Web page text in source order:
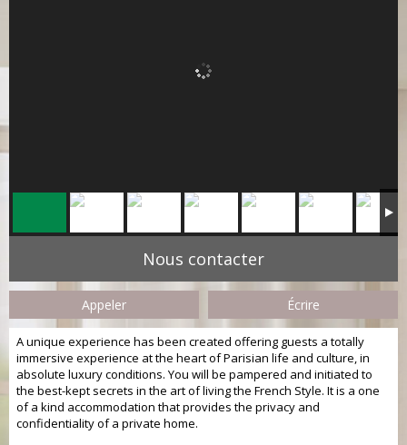
Nous contacter
Appeler Écrire
A unique experience has been created offering guests a totally
immersive experience at the heart of Parisian life and culture, in
absolute luxury conditions. You will be pampered and initiated to
the best-kept secrets in the art of living the French Style. It is a one
of a kind accommodation that provides the privacy and
confidentiality of a private home.